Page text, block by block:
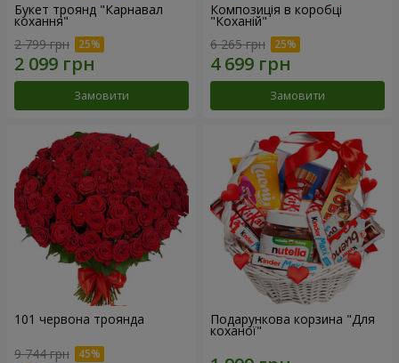
Букет троянд "Карнавал
кохання"
2 799 грн
Замовити
Композиція в коробці
"Коханій"
6 265 грн
Замовити
101 червона троянда
9 744 грн
Подарункова корзина "Для
коханої"